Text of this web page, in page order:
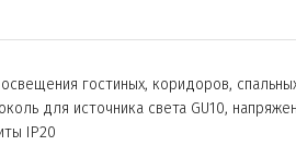
гостиных, коридоров,
для источника света GU10,
IP20